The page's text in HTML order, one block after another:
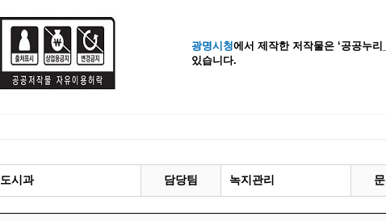
지보수·관리 제도
검사
적극행정
광명시청에서 제작한 저작물은 ‘공공누리
있습니다.
시과 담당팀 녹지관리